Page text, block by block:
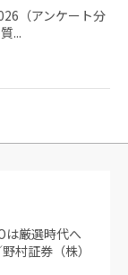
（アンケート分
...
は厳選時代へ
村証券（株）